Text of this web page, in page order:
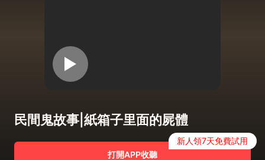
民間鬼故事|紙箱子里面的屍體
打開APP收聽
新人領7天免費試用